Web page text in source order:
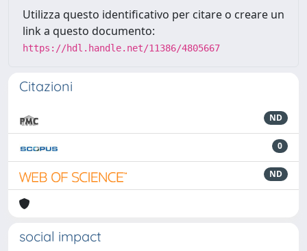
Utilizza questo identificativo per citare o creare un
link a questo documento:
https://hdl.handle.net/11386/4805667
Citazioni
ND
0
ND
social impact